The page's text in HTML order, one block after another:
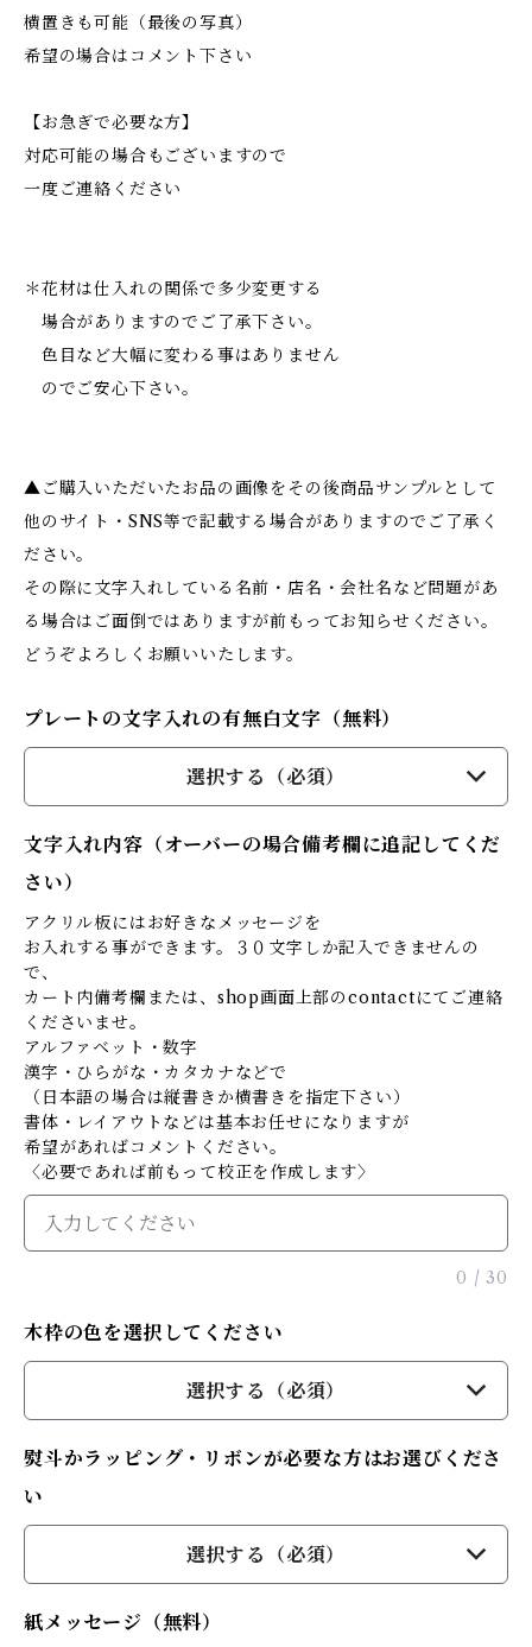
横置きも可能（最後の写真）
希望の場合はコメント下さい
【お急ぎで必要な方】
対応可能の場合もございますので
一度ご連絡ください
＊花材は仕入れの関係で多少変更する
場合がありますのでご了承下さい。
色目など大幅に変わる事はありません
のでご安心下さい。
▲ご購入いただいたお品の画像をその後商品サンプルとして
他のサイト・SNS等で記載する場合がありますのでご了承く
ださい。
その際に文字入れしている名前・店名・会社名など問題があ
る場合はご面倒ではありますが前もってお知らせください。
どうぞよろしくお願いいたします。
プレートの文字入れの有無白文字（無料）
選択する（必須）
文字入れ内容（オーバーの場合備考欄に追記してくだ
さい）
アクリル板にはお好きなメッセージを
お入れする事ができます。３０文字しか記入できませんの
で、
カート内備考欄または、shop画面上部のcontactにてご連絡
くださいませ。
アルファベット・数字
漢字・ひらがな・カタカナなどで
（日本語の場合は縦書きか横書きを指定下さい）
書体・レイアウトなどは基本お任せになりますが
希望があればコメントください。
〈必要であれば前もって校正を作成します〉
0 / 30
木枠の色を選択してください
選択する（必須）
熨斗かラッピング・リボンが必要な方はお選びくださ
い
選択する（必須）
紙メッセージ（無料）